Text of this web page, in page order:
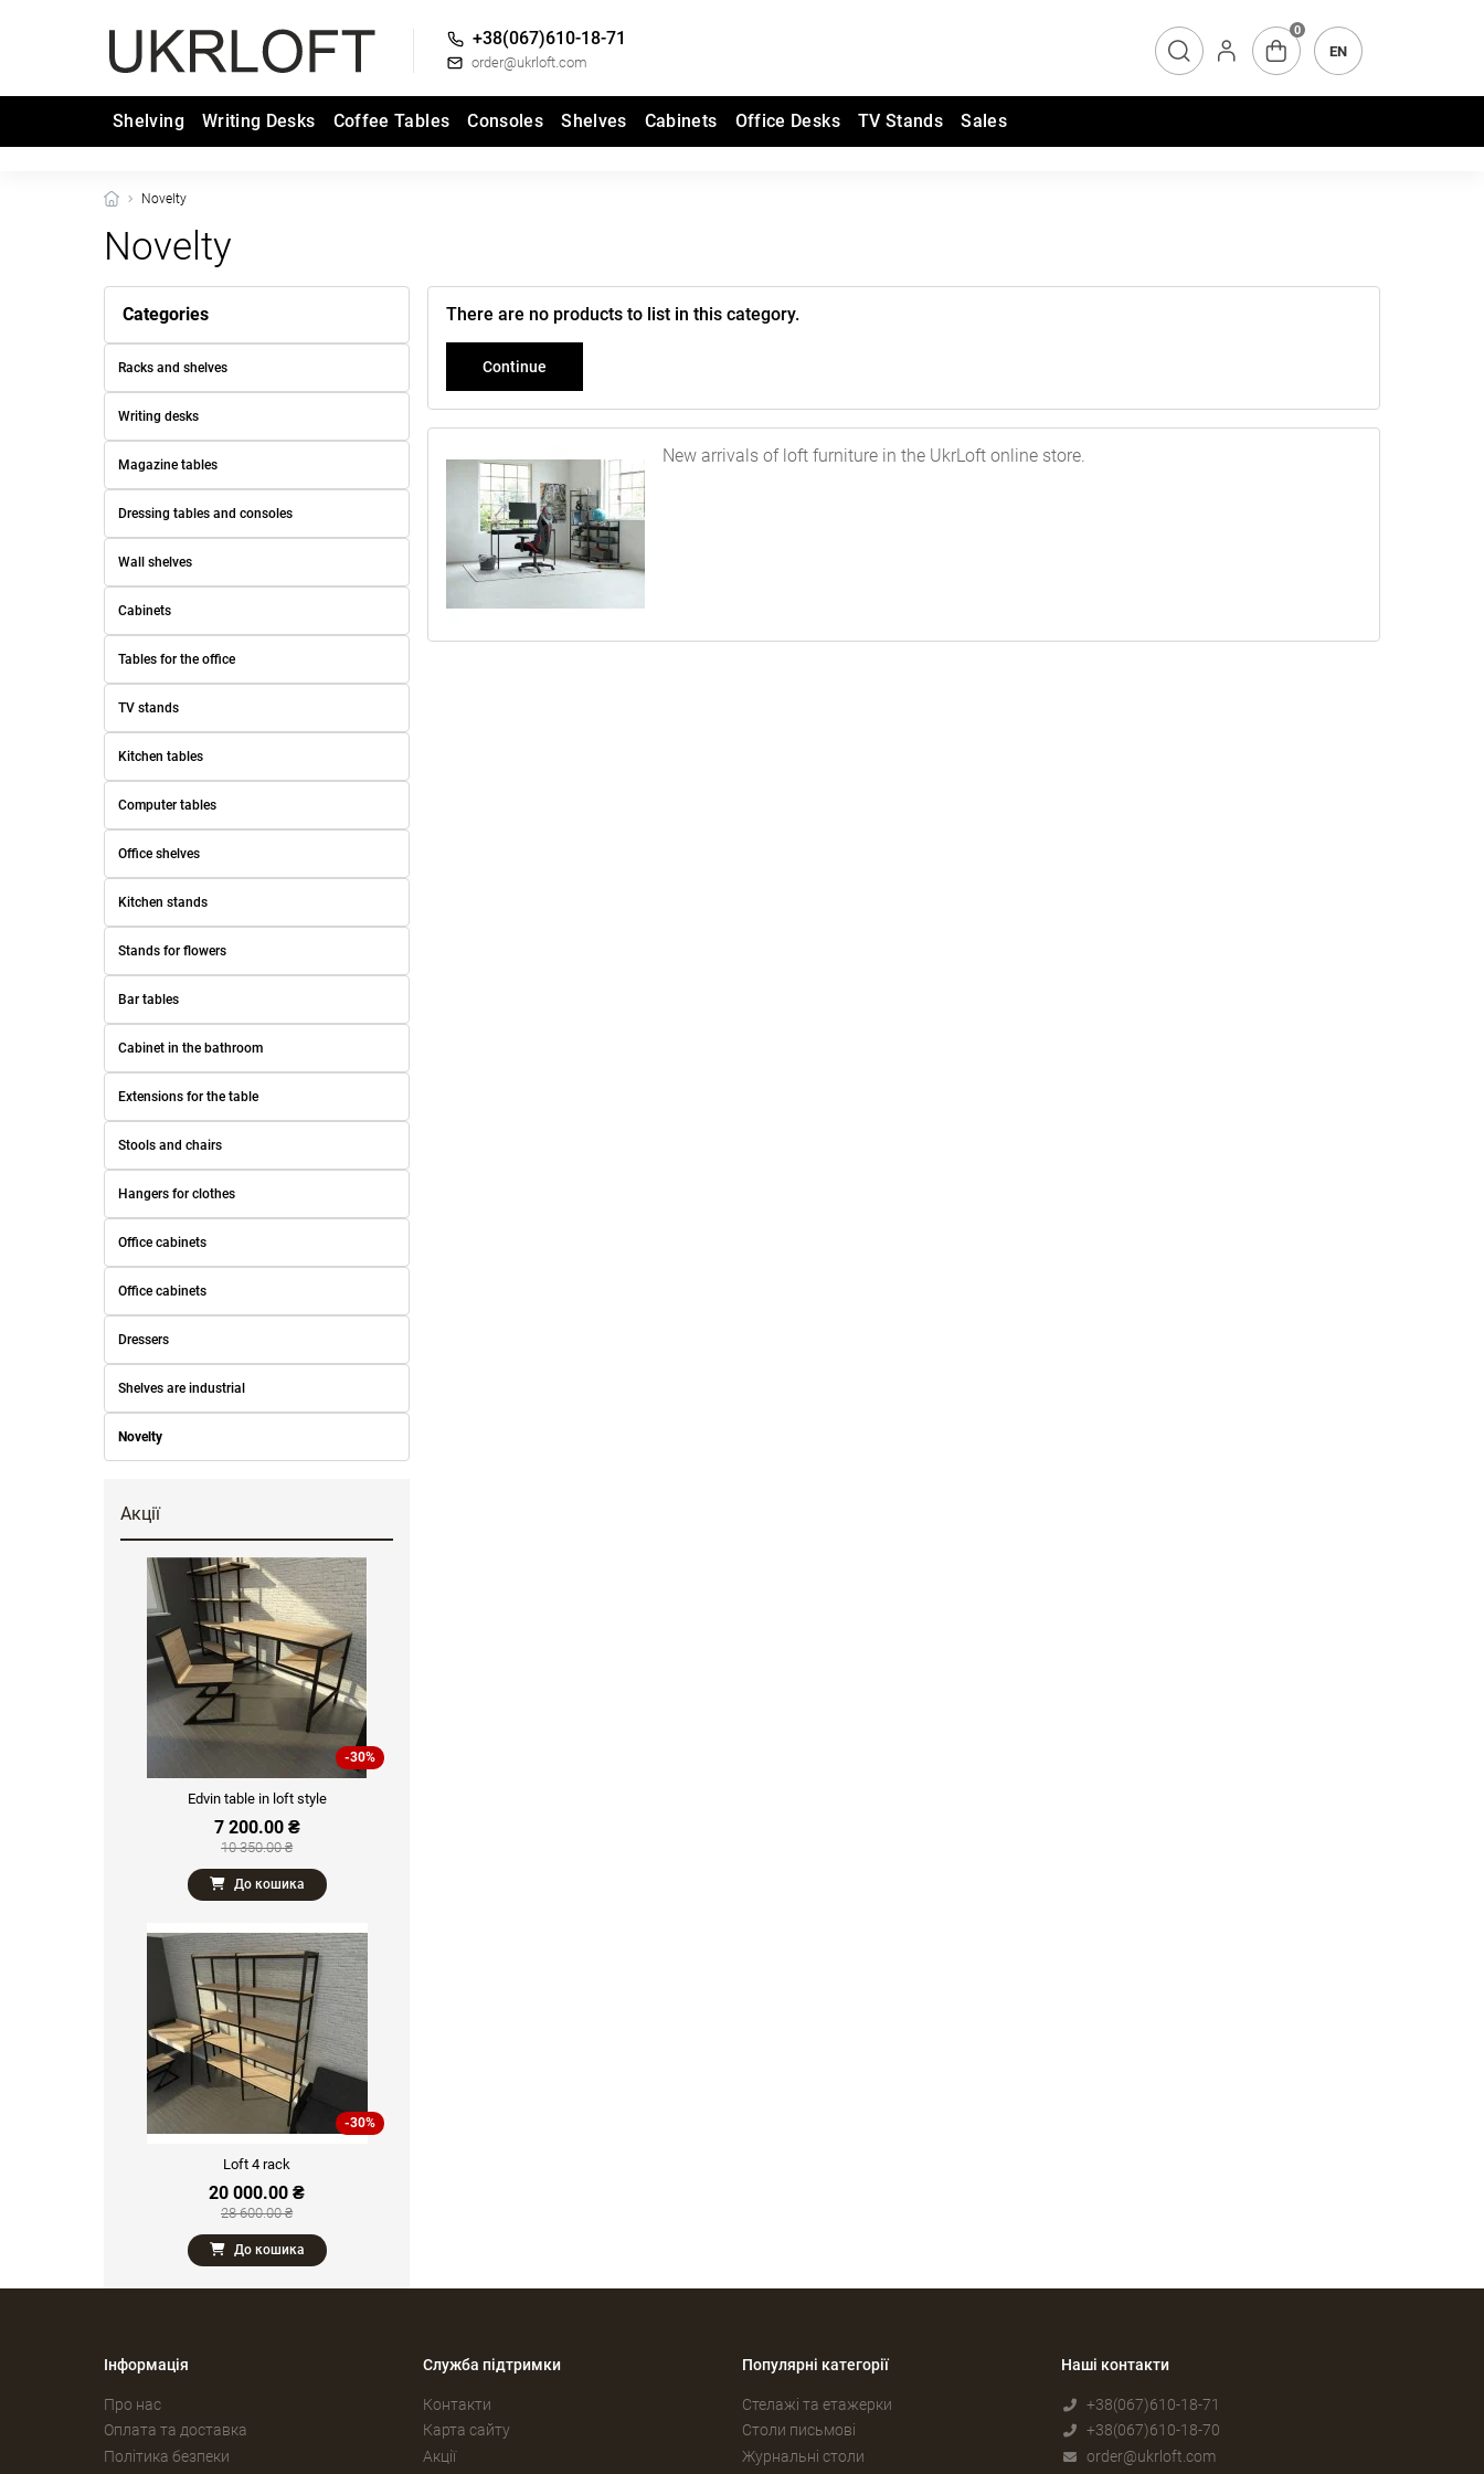
+38(067)610-18-71
order@ukrloft.com
0
EN
Shelving Writing Desks Coffee Tables Consoles Shelves Cabinets Office Desks TV Stands Sales
Novelty
Novelty
Categories
Racks and shelves
Writing desks
Magazine tables
Dressing tables and consoles
Wall shelves
Cabinets
Tables for the office
TV stands
Kitchen tables
Computer tables
Office shelves
Kitchen stands
Stands for flowers
Bar tables
Cabinet in the bathroom
Extensions for the table
Stools and chairs
Hangers for clothes
Office cabinets
Office cabinets
Dressers
Shelves are industrial
Novelty
Акції
-30%
Edvin table in loft style
7 200.00 ₴
10 350.00 ₴
До кошика
-30%
Loft 4 rack
20 000.00 ₴
28 600.00 ₴
До кошика
There are no products to list in this category.
Continue
New arrivals of loft furniture in the UkrLoft online store.
Інформація
Про нас
Оплата та доставка
Політика безпеки
Служба підтримки
Контакти
Карта сайту
Акції
Популярні категорії
Стелажі та етажерки
Столи письмові
Журнальні столи
Наші контакти
+38(067)610-18-71
+38(067)610-18-70
order@ukrloft.com